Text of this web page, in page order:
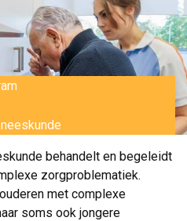
behandelt en begeleidt
zorgproblematiek.
met complexe
soms ook jongere